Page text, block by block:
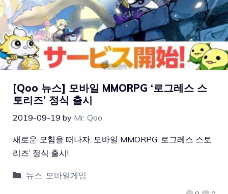
[Qoo 뉴스] 모바일 MMORPG ‘로그레스 스
토리즈’ 정식 출시
2019-09-19 by Mr. Qoo
새로운 모험을 떠나자, 모바일 MMORPG ‘로그레스 스토
리즈’ 정식 출시!
뉴스, 모바일게임